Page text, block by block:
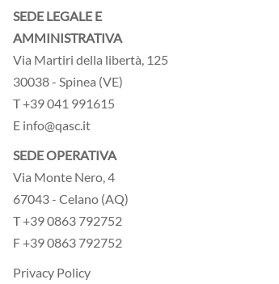
SEDE LEGALE E
AMMINISTRATIVA
Via Martiri della libertà, 125
30038 - Spinea (VE)
T +39 041 991615
E info@qasc.it
SEDE OPERATIVA
Via Monte Nero, 4
67043 - Celano (AQ)
T +39 0863 792752
F +39 0863 792752
Privacy Policy